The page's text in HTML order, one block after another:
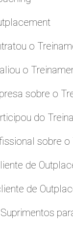
o
o
sobre o
do
sobre
de
de